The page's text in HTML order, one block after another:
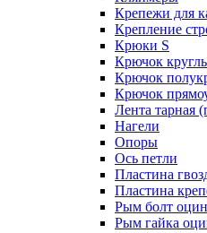
Крепежи для
Крепление
Крюки S
Крючок
Крючок
Крючок
Лента тарная
Нагели
Опоры
Ось петли
Пластина
Пластина
Рым болт
Рым гайка